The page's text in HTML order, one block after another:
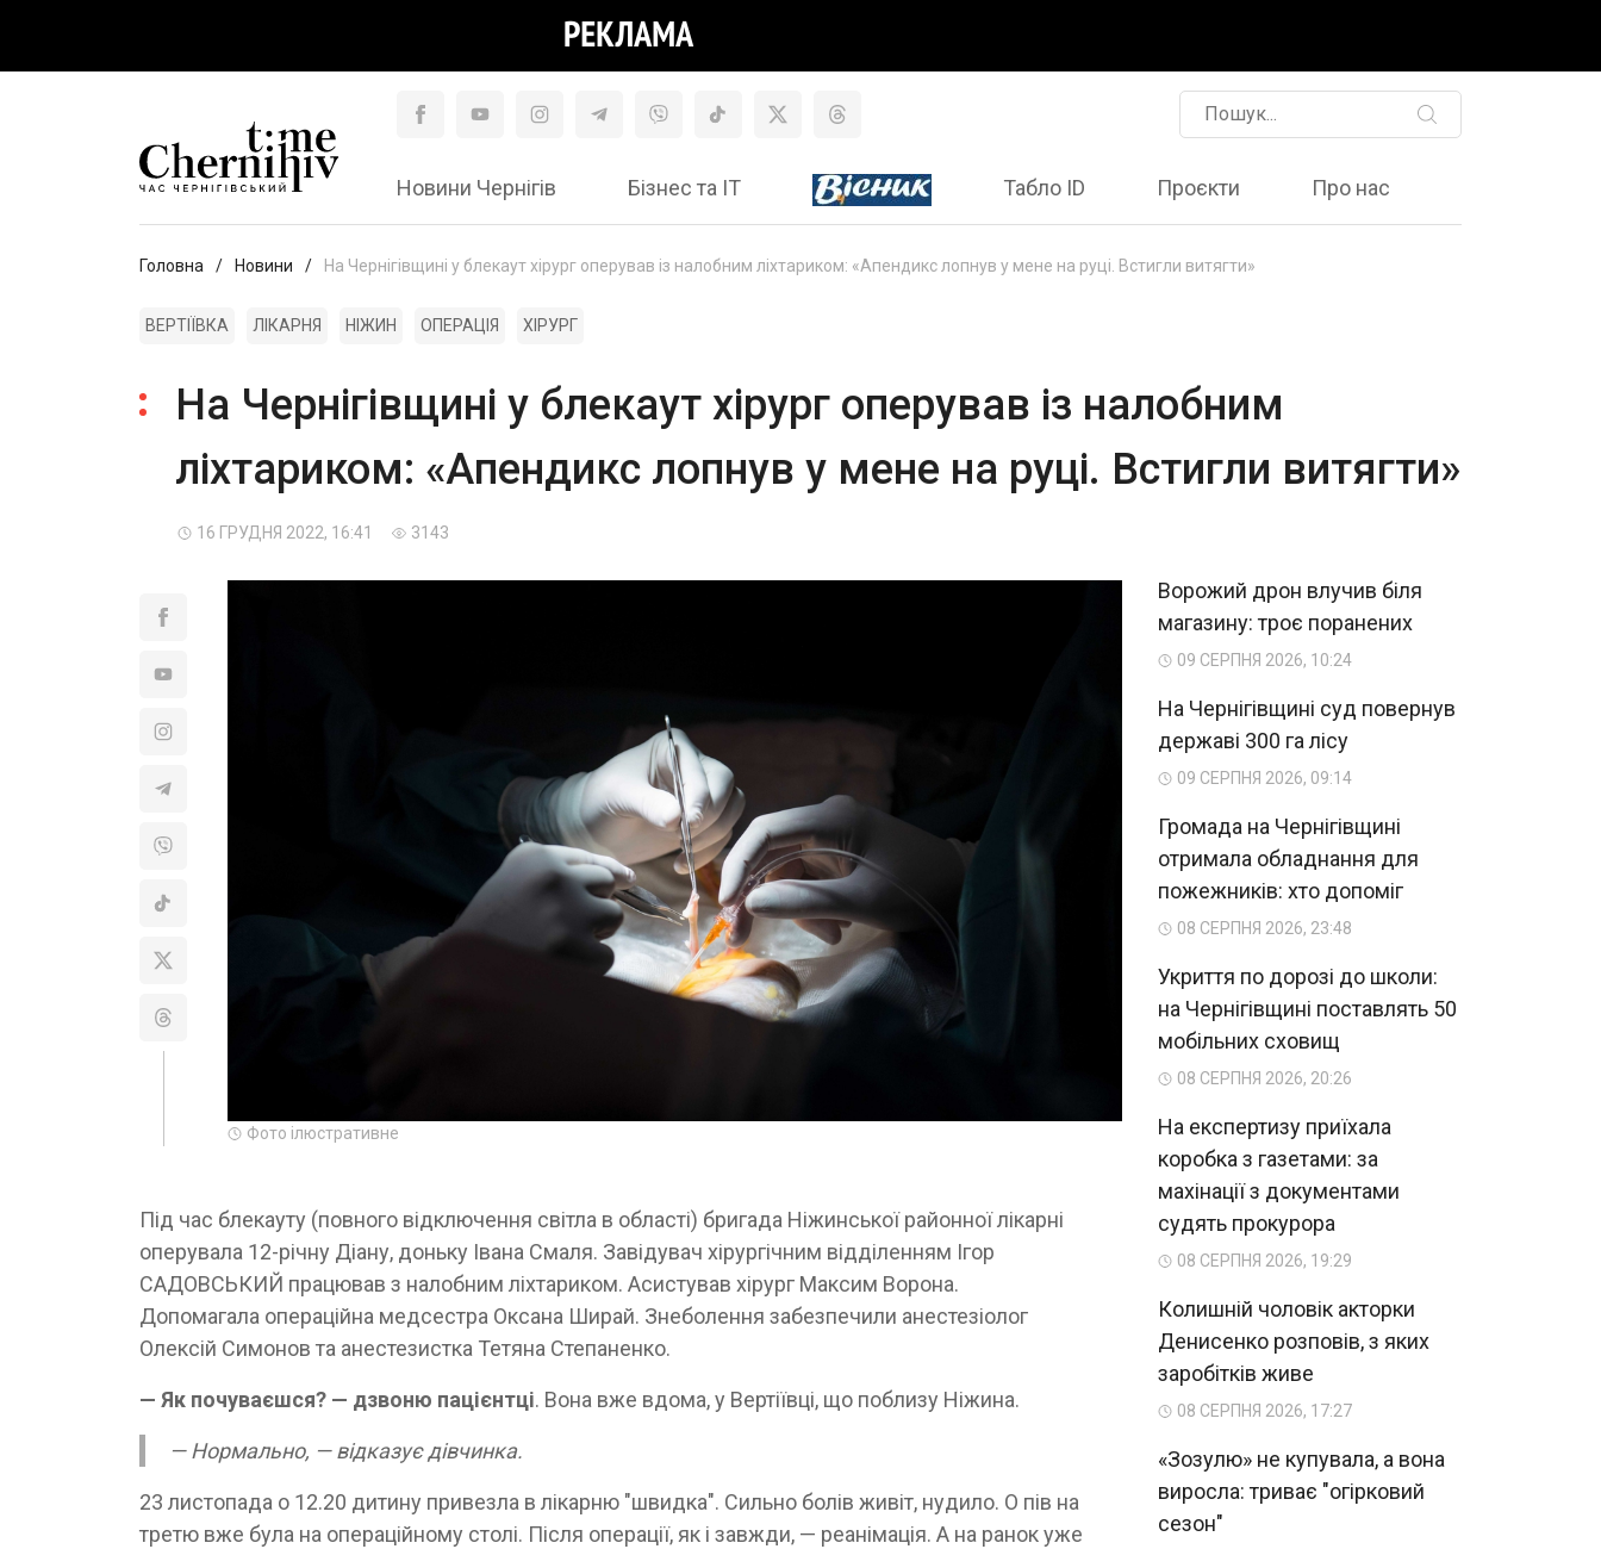
Новини Чернігів Бізнес та ІТ Табло ID Проєкти Про нас
Головна Новини На Чернігівщині у блекаут хірург оперував із налобним ліхтариком: «Апендикс лопнув у мене на руці. Встигли витягти»
ВЕРТІЇВКА ЛІКАРНЯ НІЖИН ОПЕРАЦІЯ ХІРУРГ
На Чернігівщині у блекаут хірург оперував із налобним
ліхтариком: «Апендикс лопнув у мене на руці. Встигли витягти»
16 ГРУДНЯ 2022, 16:41 3143
Фото ілюстративне
Під час блекауту (повного відключення світла в області) бригада Ніжинської районної лікарні
оперувала 12-річну Діану, доньку Івана Смаля. Завідувач хірургічним відділенням Ігор
САДОВСЬКИЙ працював з налобним ліхтариком. Асистував хірург Максим Ворона.
Допомагала операційна медсестра Оксана Ширай. Знеболення забезпечили анестезіолог
Олексій Симонов та анестезистка Тетяна Степаненко.
— Як почуваєшся? — дзвоню пацієнтці. Вона вже вдома, у Вертіївці, що поблизу Ніжина.
— Нормально, — відказує дівчинка.
23 листопада о 12.20 дитину привезла в лікарню "швидка". Сильно болів живіт, нудило. О пів на
третю вже була на операційному столі. Після операції, як і завжди, — реанімація. А на ранок уже
Ворожий дрон влучив біля
магазину: троє поранених
09 СЕРПНЯ 2026, 10:24
На Чернігівщині суд повернув
державі 300 га лісу
09 СЕРПНЯ 2026, 09:14
Громада на Чернігівщині
отримала обладнання для
пожежників: хто допоміг
08 СЕРПНЯ 2026, 23:48
Укриття по дорозі до школи:
на Чернігівщині поставлять 50
мобільних сховищ
08 СЕРПНЯ 2026, 20:26
На експертизу приїхала
коробка з газетами: за
махінації з документами
судять прокурора
08 СЕРПНЯ 2026, 19:29
Колишній чоловік акторки
Денисенко розповів, з яких
заробітків живе
08 СЕРПНЯ 2026, 17:27
«Зозулю» не купувала, а вона
виросла: триває "огірковий
сезон"